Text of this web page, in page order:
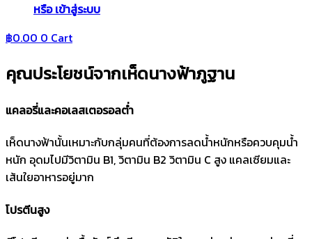
หรือ เข้าสู่ระบบ
฿0.00 0 Cart
คุณประโยชน์จากเห็ดนางฟ้าภูฐาน
แคลอรี่และคอเลสเตอรอลต่ำ
เห็ดนางฟ้านั้นเหมาะกับกลุ่มคนที่ต้องการลดน้ำหนักหรือควบคุมน้ำ
หนัก อุดมไปมีวิตามิน B1, วิตามิน B2 วิตามิน C สูง แคลเซียมและ
เส้นใยอาหารอยู่มาก
โปรตีนสูง